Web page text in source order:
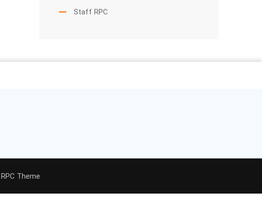
Staff RPC
RPC Theme